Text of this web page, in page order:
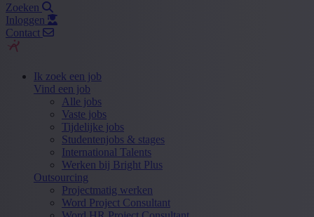
Zoeken
Inloggen
Contact
Ik zoek een job
Vind een job
Alle jobs
Vaste jobs
Tijdelijke jobs
Studentenjobs & stages
International Talents
Werken bij Bright Plus
Outsourcing
Projectmatig werken
Word Project Consultant